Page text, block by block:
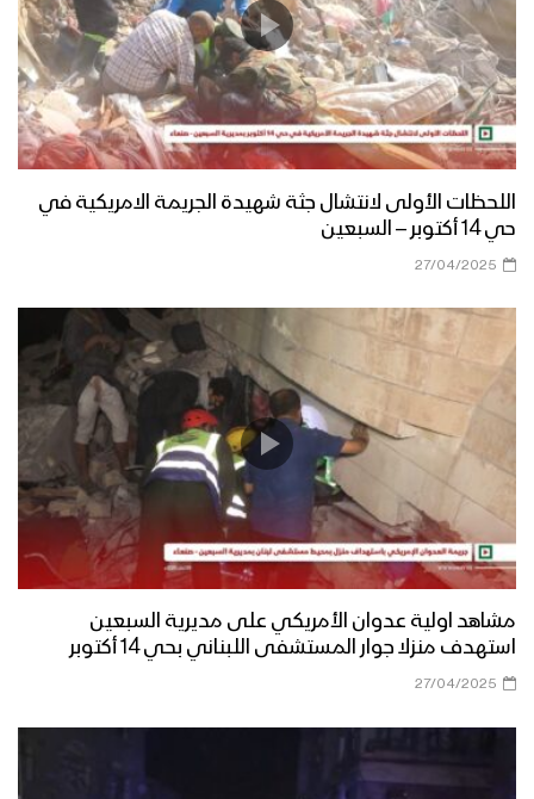
اللحظات الأولى لانتشال جثة شهيدة الجريمة الامريكية في
حي 14 أكتوبر – السبعين
27/04/2025
مشاهد اولية عدوان الأمريكي على مديرية السبعين
استهدف منزلا جوار المستشفى اللبناني بحي 14 أكتوبر
27/04/2025